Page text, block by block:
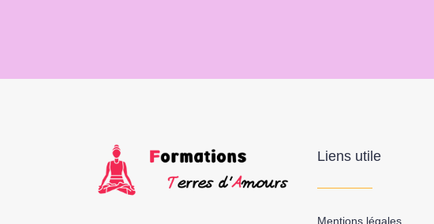
Liens utile
Mentions légales